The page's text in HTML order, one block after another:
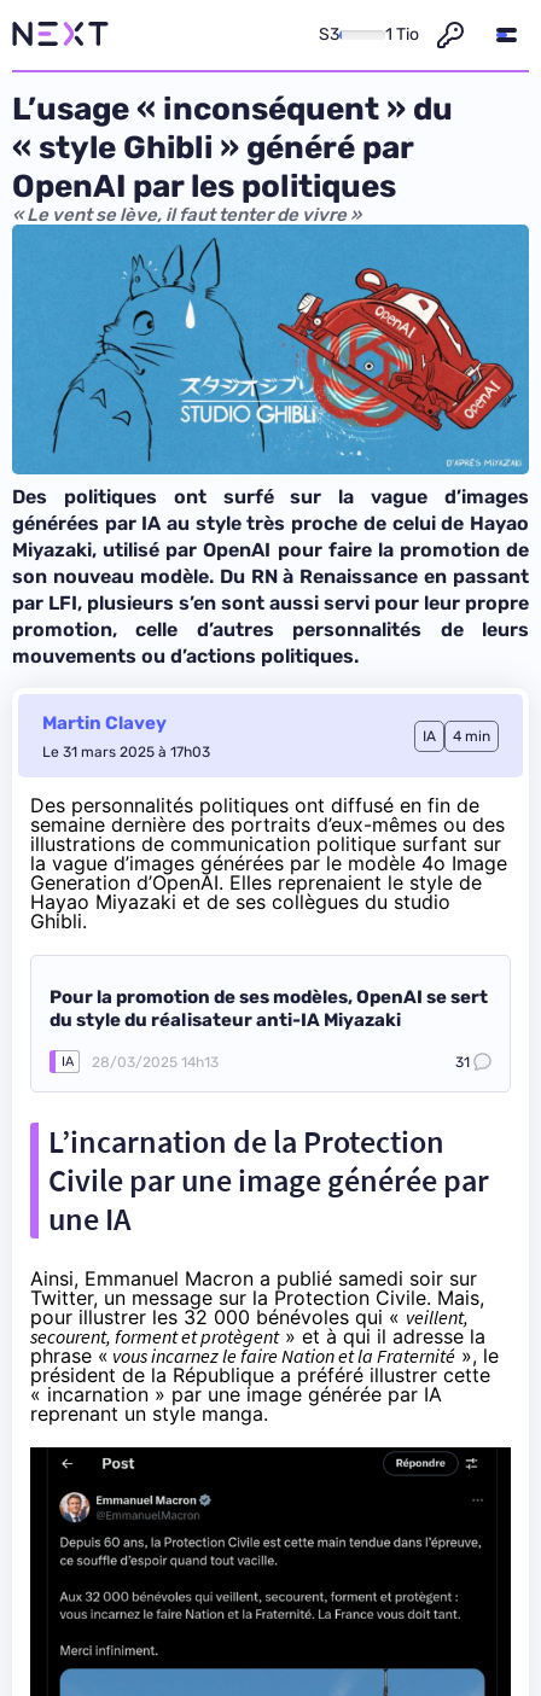
S3 1 Tio
L’usage « inconséquent » du
« style Ghibli » généré par
OpenAI par les politiques
« Le vent se lève, il faut tenter de vivre »
Des politiques ont surfé sur la vague d’images
générées par IA au style très proche de celui de Hayao
Miyazaki, utilisé par OpenAI pour faire la promotion de
son nouveau modèle. Du RN à Renaissance en passant
par LFI, plusieurs s’en sont aussi servi pour leur propre
promotion, celle d’autres personnalités de leurs
mouvements ou d’actions politiques.
Martin Clavey
Le 31 mars 2025 à 17h03
IA 4 min
Des personnalités politiques ont diffusé en fin de
semaine dernière des portraits d’eux-mêmes ou des
illustrations de communication politique surfant sur
la vague d’images générées par le modèle 4o Image
Generation d’OpenAI. Elles reprenaient le style de
Hayao Miyazaki et de ses collègues du studio
Ghibli.
Pour la promotion de ses modèles, OpenAI se sert
du style du réalisateur anti-IA Miyazaki
IA 28/03/2025 14h13 31
L’incarnation de la Protection
Civile par une image générée par
une IA
Ainsi, Emmanuel Macron a publié samedi soir sur
Twitter, un message sur la Protection Civile. Mais,
pour illustrer les 32 000 bénévoles qui « veillent,
secourent, forment et protègent» et à qui il adresse la
phrase « vous incarnez le faire Nation et la Fraternité », le
président de la République a préféré illustrer cette
« incarnation » par une image générée par IA
reprenant un style manga.